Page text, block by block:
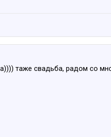
таже свадьба, радом со